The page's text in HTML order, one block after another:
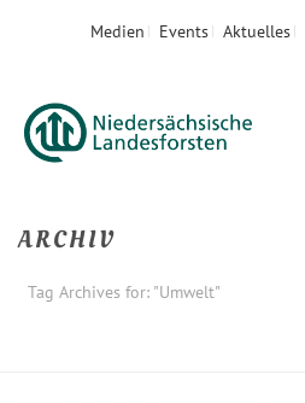
Medien Events Aktuelles
ARCHIV
Tag Archives for: "Umwelt"